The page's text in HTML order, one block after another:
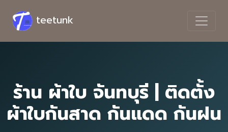
teetunk
ร้าน ผ้าใบ จันทบุรี | ติดตั้ง
ผ้าใบกันสาด กันแดด กันฝน